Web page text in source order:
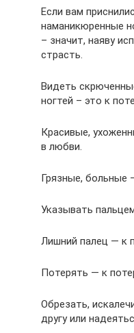
Если вам
наманикюренные
– значит, наяву
страсть.
Видеть
ногтей – это к
Красивые,
в любви.
Грязные, больные
Указывать
Лишний палец — к
Потерять — к
Обрезать,
другу или